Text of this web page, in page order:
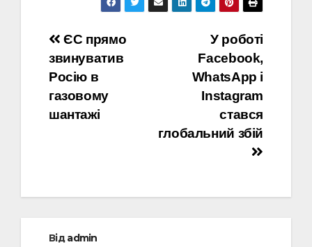
Навігація
записів
У роботі
Facebook,
WhatsApp і
Instagram
стався
глобальний збій
ЄС прямо
звинуватив
Росію в
газовому
шантажі
Відadmin